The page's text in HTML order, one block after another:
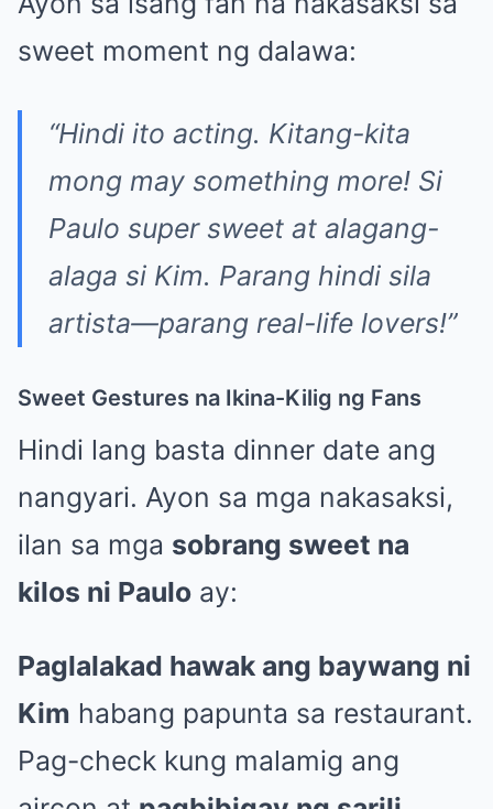
sweet moment ng dalawa:
“Hindi ito acting. Kitang-kita
mong may something more! Si
Paulo super sweet at alagang-
alaga si Kim. Parang hindi sila
artista—parang real-life lovers!”
Sweet Gestures na Ikina-Kilig ng Fans
Hindi lang basta dinner date ang
nangyari. Ayon sa mga nakasaksi,
ilan sa mga sobrang sweet na
kilos ni Paulo ay:
Paglalakad hawak ang baywang ni
Kim habang papunta sa restaurant.
Pag-check kung malamig ang